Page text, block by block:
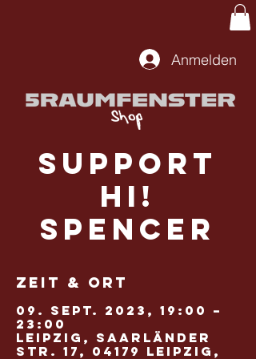
Anmelden
Support
Hi!
Spencer
Zeit & Ort
09. Sept. 2023, 19:00 –
23:00
Leipzig, Saarländer
Str. 17, 04179 Leipzig,